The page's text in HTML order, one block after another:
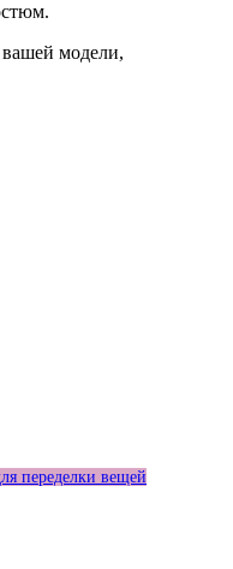
вашей модели,
переделки вещей